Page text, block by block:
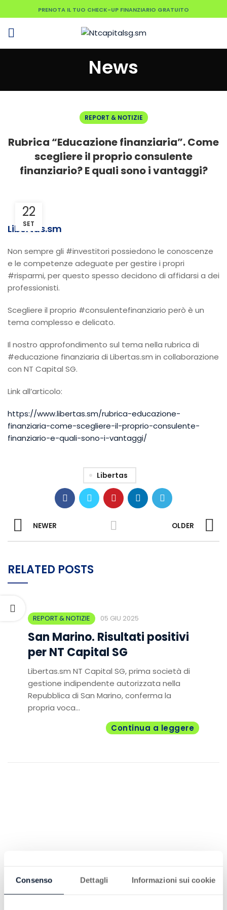
Consenso Dettagli Informazioni sui cookie
News
REPORT & NOTIZIE
Rubrica “Educazione finanziaria”. Come
scegliere il proprio consulente
finanziario? E quali sono i vantaggi?
22
SET
Libertas.sm
Non sempre gli #investitori possiedono le conoscenze
e le competenze adeguate per gestire i propri
#risparmi, per questo spesso decidono di affidarsi a dei
professionisti.
Scegliere il proprio #consulentefinanziario però è un
tema complesso e delicato.
Il nostro approfondimento sul tema nella rubrica di
#educazione finanziaria di Libertas.sm in collaborazione
con NT Capital SG.
Link all’articolo:
https://www.libertas.sm/rubrica-educazione-
finanziaria-come-scegliere-il-proprio-consulente-
finanziario-e-quali-sono-i-vantaggi/
Libertas
NEWER OLDER
RELATED POSTS
REPORT & NOTIZIE 05 GIU 2025
San Marino. Risultati positivi
per NT Capital SG
Libertas.sm NT Capital SG, prima società di
gestione indipendente autorizzata nella
Repubblica di San Marino, conferma la
propria voca...
Continua a leggere
PRENOTA IL TUO CHECK-UP FINANZIARIO GRATUITO